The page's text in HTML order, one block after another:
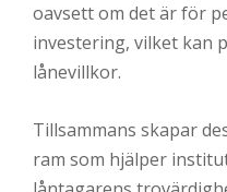
oavsett om det är för
investering, vilket kan
lånevillkor.
Tillsammans skapar
ram som hjälper